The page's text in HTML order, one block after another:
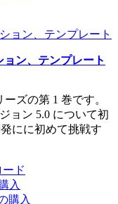
ン、テンプレート
ズの第 1 巻です。
ョン 5.0 について初
にに初めて挑戦す
ド
入
購入